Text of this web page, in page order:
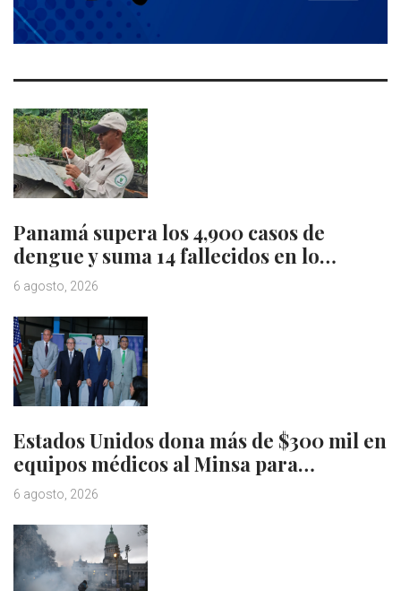
Panamá supera los 4,900 casos de
dengue y suma 14 fallecidos en lo…
6 agosto, 2026
Estados Unidos dona más de $300 mil en
equipos médicos al Minsa para…
6 agosto, 2026